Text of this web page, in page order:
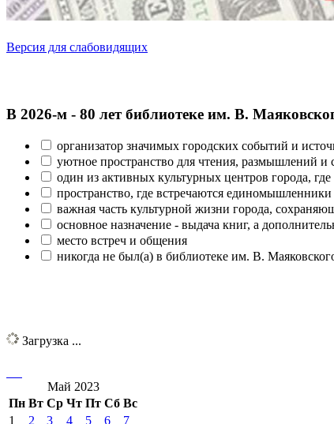
Версия для слабовидящих
В 2026‑м - 80 лет библиотеке им. В.
организатор значимых городских событий и
уютное пространство для чтения, размышлений и
один из активных культурных центров города,
пространство, где встречаются
важная часть культурной жизни города,
основное назначение - выдача книг, а
место встреч и общения
никогда не был(а) в библиотеке им. В.
Загрузка ...
Май 2023
Пн Вт Ср Чт Пт Сб Вс
1 2 3 4 5 6
7